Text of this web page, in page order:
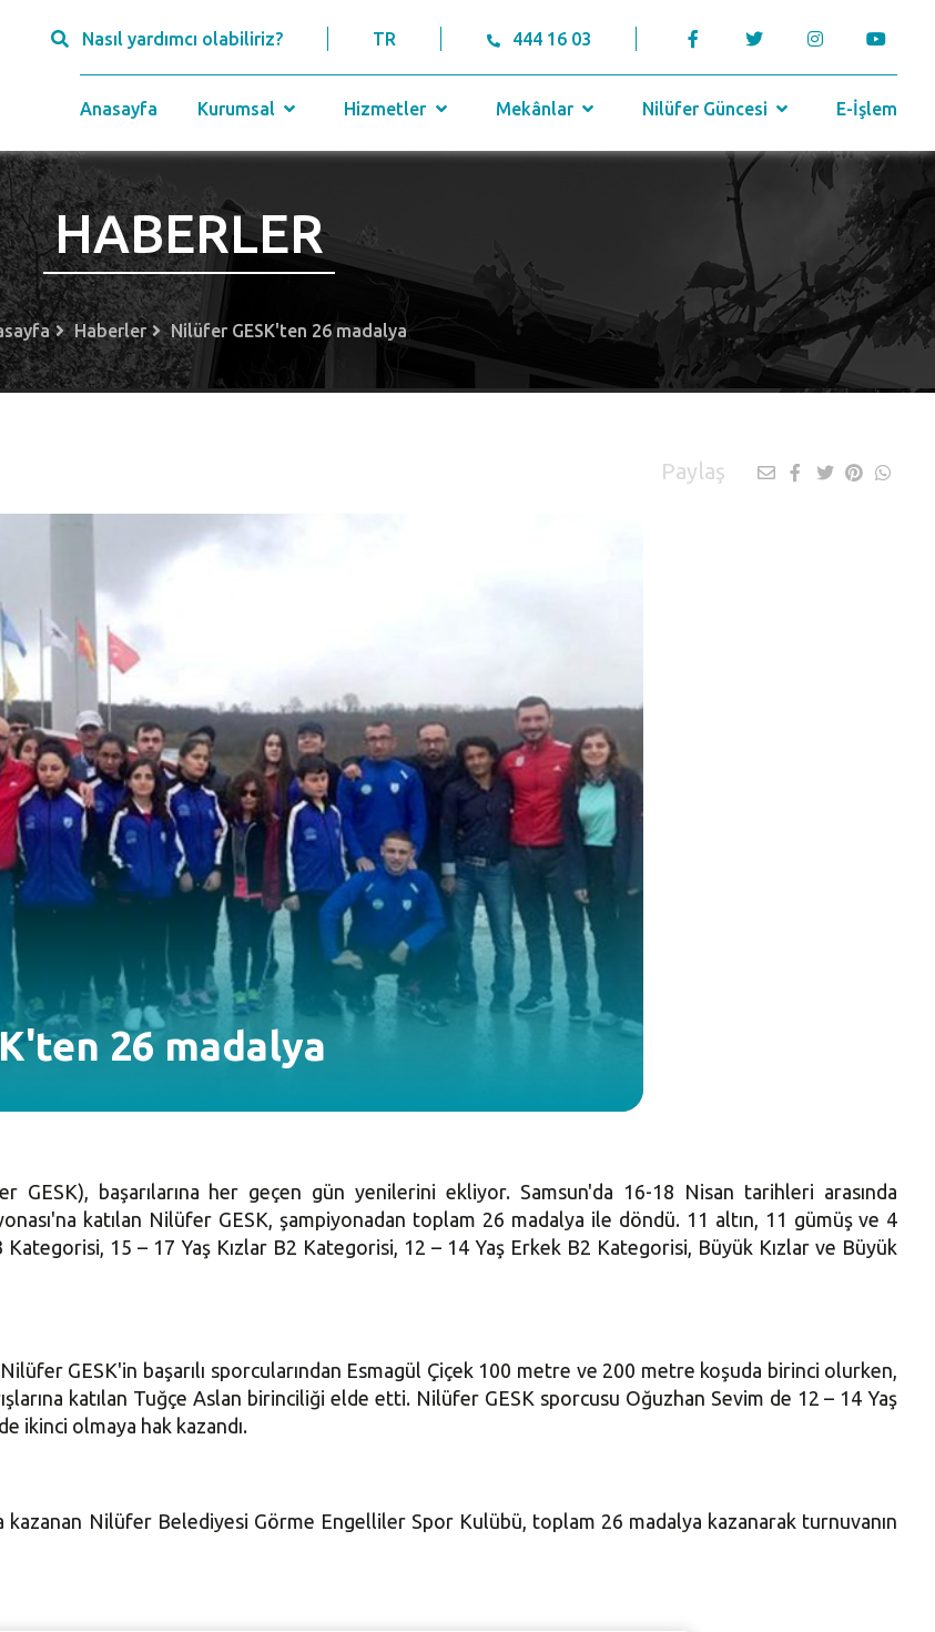
Nasıl yardımcı olabiliriz? TR 444 16 03
Anasayfa Kurumsal Hizmetler Mekânlar Nilüfer Güncesi E-İşlem
HABERLER
Haberler Nilüfer GESK'ten 26 madalya
Paylaş
26 madalya
başarılarına her geçen gün yenilerini ekliyor. Samsun'da 16-18 Nisan tarihleri arasında
katılan Nilüfer GESK, şampiyonadan toplam 26 madalya ile döndü. 11 altın, 11 gümüş ve 4
15 – 17 Yaş Kızlar B2 Kategorisi, 12 – 14 Yaş Erkek B2 Kategorisi, Büyük Kızlar ve Büyük
GESK'in başarılı sporcularından Esmagül Çiçek 100 metre ve 200 metre koşuda birinci olurken,
katılan Tuğçe Aslan birinciliği elde etti. Nilüfer GESK sporcusu Oğuzhan Sevim de 12 – 14 Yaş
ikinci olmaya hak kazandı.
Nilüfer Belediyesi Görme Engelliler Spor Kulübü, toplam 26 madalya kazanarak turnuvanın